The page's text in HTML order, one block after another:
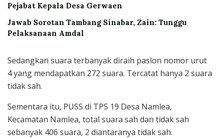
Pejabat Kepala Desa Gerwaen
Jawab Sorotan Tambang Sinabar, Zain: Tunggu
Pelaksanaan Amdal
Sedangkan suara terbanyak diraih paslon nomor urut
4 yang mendapatkan 272 suara. Tercatat hanya 2 suara
tidak sah.
Sementara itu, PUSS di TPS 19 Desa Namlea,
Kecamatan Namlea, total suara sah dan tidak sah
sebanyak 406 suara, 2 diantaranya tidak sah.